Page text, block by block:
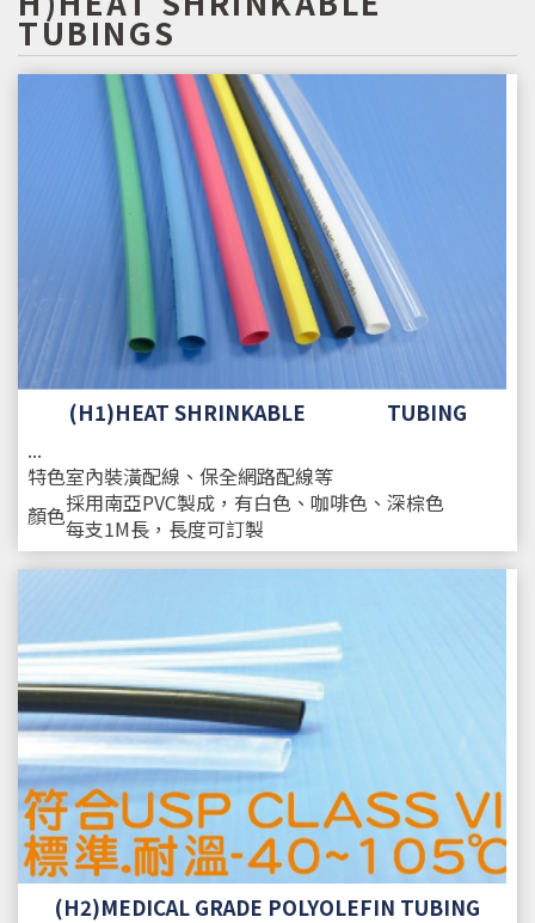
TUBINGS
(H1)HEAT SHRINKABLE TUBING
...
特色室內裝潢配線、保全網路配線等
顏色採用南亞PVC製成，有白色、咖啡色、深棕色
每支1M長，長度可訂製
(H2)MEDICAL GRADE POLYOLEFIN TUBING